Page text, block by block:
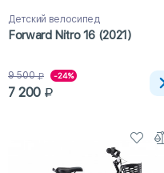
Детский велосипед
Forward Nitro 16 (2021)
9 500 -24%
7 200